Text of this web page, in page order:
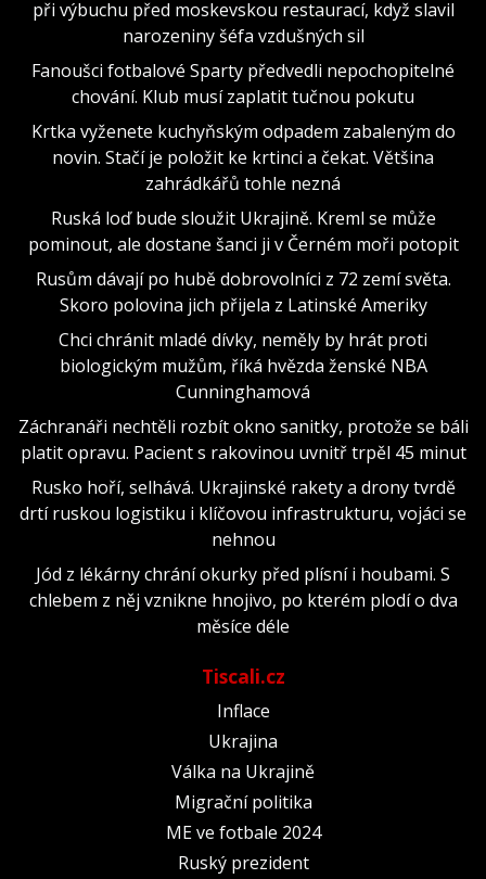
při výbuchu před moskevskou restaurací, když slavil
narozeniny šéfa vzdušných sil
Fanoušci fotbalové Sparty předvedli nepochopitelné
chování. Klub musí zaplatit tučnou pokutu
Krtka vyženete kuchyňským odpadem zabaleným do
novin. Stačí je položit ke krtinci a čekat. Většina
zahrádkářů tohle nezná
Ruská loď bude sloužit Ukrajině. Kreml se může
pominout, ale dostane šanci ji v Černém moři potopit
Rusům dávají po hubě dobrovolníci z 72 zemí světa.
Skoro polovina jich přijela z Latinské Ameriky
Chci chránit mladé dívky, neměly by hrát proti
biologickým mužům, říká hvězda ženské NBA
Cunninghamová
Záchranáři nechtěli rozbít okno sanitky, protože se báli
platit opravu. Pacient s rakovinou uvnitř trpěl 45 minut
Rusko hoří, selhává. Ukrajinské rakety a drony tvrdě
drtí ruskou logistiku i klíčovou infrastrukturu, vojáci se
nehnou
Jód z lékárny chrání okurky před plísní i houbami. S
chlebem z něj vznikne hnojivo, po kterém plodí o dva
měsíce déle
Tiscali.cz
Inflace
Ukrajina
Válka na Ukrajině
Migrační politika
ME ve fotbale 2024
Ruský prezident